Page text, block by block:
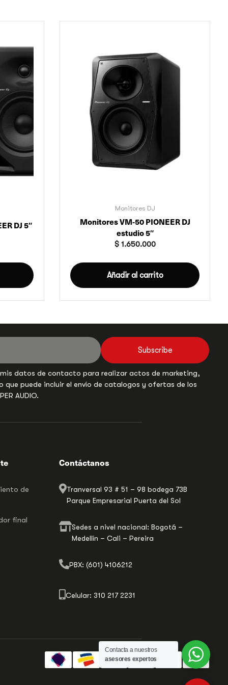
DJ 5″
Monitores DJ
Monitores VM-50 PIONEER DJ
estudio 5″
$1.650.000
Añadir al carrito
Subscribe
datos de contacto para realizar actos de marketing,
que puede incluir el envío de catalogos y ofertas de los
AUDIO.
de
final
Contáctanos
Tranversal 93 # 51 – 98 bodega 73B
Parque Empresarial Puerta del Sol
Sedes a nivel nacional: Bogotá –
Medellín – Cali – Pereira
PBX: (601) 4106212
Celular: 310 217 2231
Contacta a nuestros
asesores expertos